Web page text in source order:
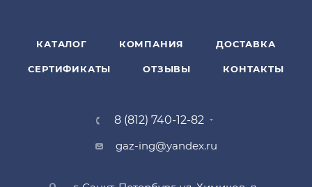
КАТАЛОГ КОМПАНИЯ ДОСТАВКА
СЕРТИФИКАТЫ ОТЗЫВЫ КОНТАКТЫ
8 (812) 740-12-82
gaz-ing@yandex.ru